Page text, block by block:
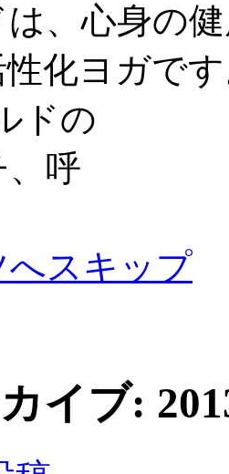
、心身の
化ヨガで
へスキップ
イブ: